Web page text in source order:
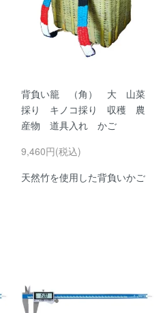
背負い籠 （角） 大 山菜
採り キノコ採り 収穫 農
産物 道具入れ かご
9,460円(税込)
天然竹を使用した背負いかご